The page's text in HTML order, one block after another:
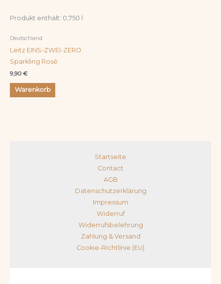
Produkt enthält: 0,750
Deutschland
Leitz EINS-ZWEI-ZERO
Sparkling Rosé
9,90€
Warenkorb
Startseite
Contact
AGB
Datenschutzerklärung
Impressum
Widerruf
Widerrufsbelehrung
Zahlung & Versand
Cookie-Richtlinie (EU)